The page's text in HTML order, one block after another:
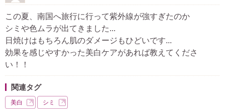
この夏、南国へ旅行に行って紫外線が強すぎたのか
シミや色ムラが出てきました...
日焼けはもちろん肌のダメージもひどいです...
効果を感じやすかった美白ケアがあれば教えてくださ
い！！
関連タグ
美白 シミ